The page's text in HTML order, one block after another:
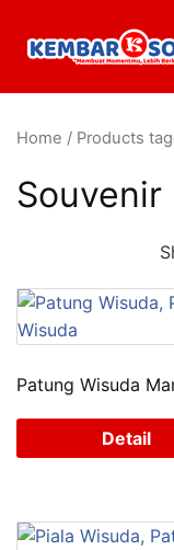
Home / Products
Souvenir
Patung Wisuda
Detail